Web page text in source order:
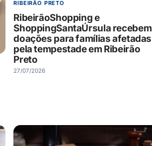
RIBEIRÃO PRETO
RibeirãoShopping e
ShoppingSantaÚrsula recebem
doações para famílias afetadas
pela tempestade em Ribeirão
Preto
27/07/2026